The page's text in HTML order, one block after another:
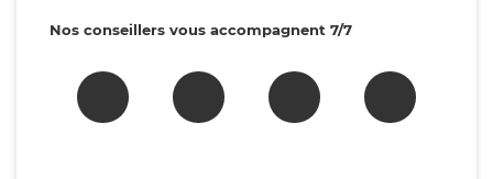
Nos conseillers vous accompagnent 7/7